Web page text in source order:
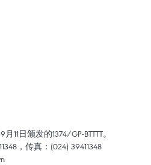
日颁发的1374/GP-BTTTT。
，传真：(024) 39411348